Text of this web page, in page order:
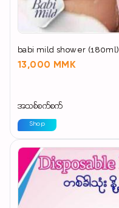
babi mild shower (180ml)
13,000 MMK
အသစ်စက်စက်
Shop